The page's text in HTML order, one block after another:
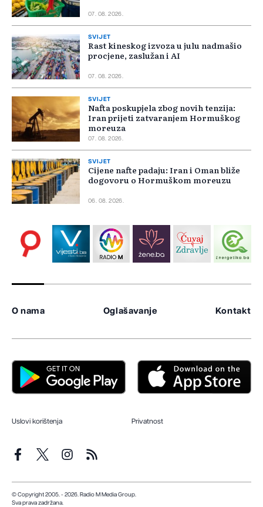
07. 08. 2026.
SVIJET
Rast kineskog izvoza u julu nadmašio
procjene, zaslužan i AI
07. 08. 2026.
SVIJET
Nafta poskupjela zbog novih tenzija:
Iran prijeti zatvaranjem Hormuškog
moreuza
07. 08. 2026.
SVIJET
Cijene nafte padaju: Iran i Oman bliže
dogovoru o Hormuškom moreuzu
06. 08. 2026.
O nama Oglašavanje Kontakt
Uslovi korištenja Privatnost
© Copyright 2005. - 2026. Radio M Media Group.
Sva prava zadržana.